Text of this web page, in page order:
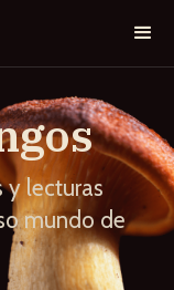
y lecturas
mundo de